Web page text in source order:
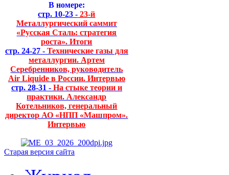
В номере:
стр. 10-23 - 23-й
Металлургический саммит
«Русская Сталь: стратегия
роста». Итоги
стр. 24-27 - Технические газы для
металлургии. Артем
Серебренников, руководитель
Air Liquide в России. Интервью
стр. 28-31 - На стыке теории и
практики. Александр
Котельников, генеральный
директор АО «НПП «Машпром».
Интервью
Старая версия сайта